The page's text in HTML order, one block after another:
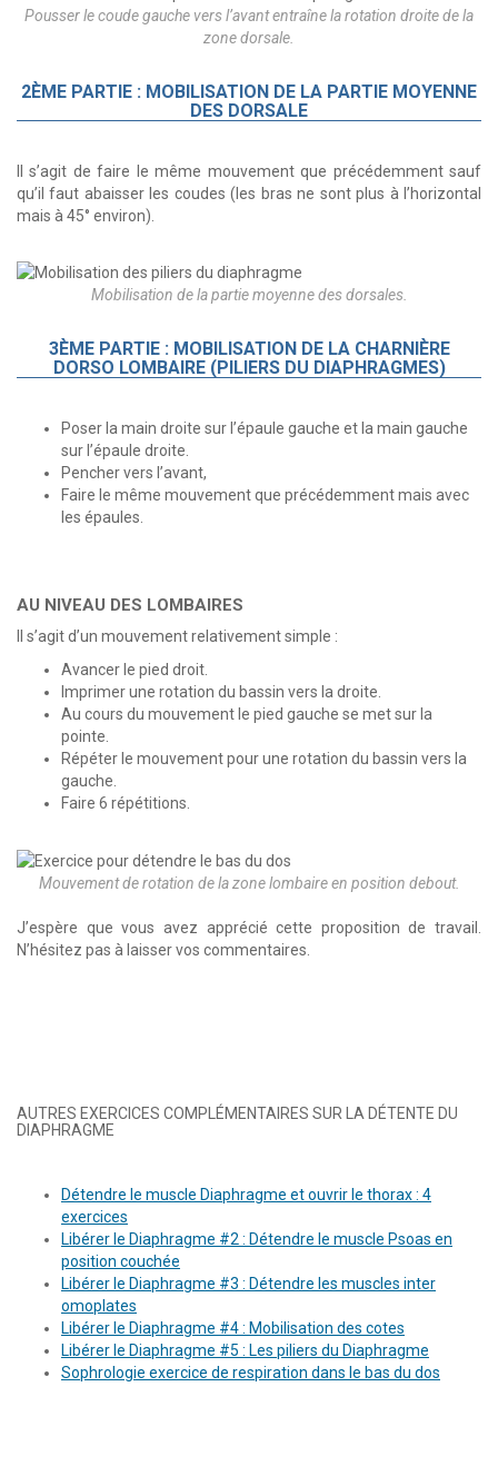
Pousser le coude gauche vers l’avant entraîne la rotation droite de la
zone dorsale.
2ÈME PARTIE : MOBILISATION DE LA PARTIE MOYENNE
DES DORSALE
Il s’agit de faire le même mouvement que précédemment sauf
qu’il faut abaisser les coudes (les bras ne sont plus à l’horizontal
mais à 45° environ).
Mobilisation de la partie moyenne des dorsales.
3ÈME PARTIE : MOBILISATION DE LA CHARNIÈRE
DORSO LOMBAIRE (PILIERS DU DIAPHRAGMES)
Poser la main droite sur l’épaule gauche et la main gauche
sur l’épaule droite.
Pencher vers l’avant,
Faire le même mouvement que précédemment mais avec
les épaules.
AU NIVEAU DES LOMBAIRES
Il s’agit d’un mouvement relativement simple :
Avancer le pied droit.
Imprimer une rotation du bassin vers la droite.
Au cours du mouvement le pied gauche se met sur la
pointe.
Répéter le mouvement pour une rotation du bassin vers la
gauche.
Faire 6 répétitions.
Mouvement de rotation de la zone lombaire en position debout.
J’espère que vous avez apprécié cette proposition de travail.
N’hésitez pas à laisser vos commentaires.
AUTRES EXERCICES COMPLÉMENTAIRES SUR LA DÉTENTE DU
DIAPHRAGME
Détendre le muscle Diaphragme et ouvrir le thorax : 4
exercices
Libérer le Diaphragme #2 : Détendre le muscle Psoas en
position couchée
Libérer le Diaphragme #3 : Détendre les muscles inter
omoplates
Libérer le Diaphragme #4 : Mobilisation des cotes
Libérer le Diaphragme #5 : Les piliers du Diaphragme
Sophrologie exercice de respiration dans le bas du dos